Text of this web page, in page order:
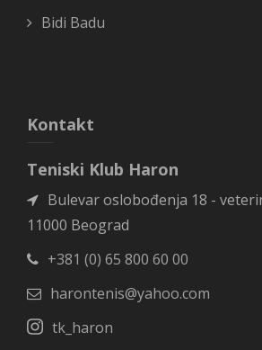
Bidi Badu
Kontakt
Teniski Klub Haron
Bulevar oslobođenja 18 -
11000 Beograd
+381 (0) 65 800 60 00
harontenis@yahoo.com
tk_haron